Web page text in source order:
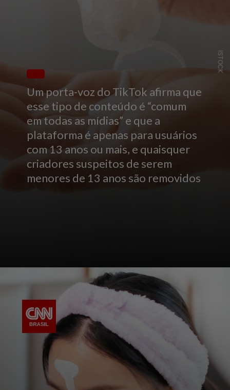
Um porta-voz do TikTok afirma que
esse tipo de conteúdo é “comum
em todas as mídias” e que a
plataforma é apenas para usuários
com 13 anos ou mais, e quaisquer
criadores suspeitos de serem
menores de 13 anos são removidos
ISTOCK